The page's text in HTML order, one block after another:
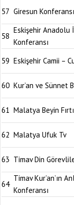
57 Giresun Konferansı
58
Eskişehir Anadolu
Konferansı
59 Eskişehir Camii –
60 Kur’an ve Sünnet
61 Malatya Beyin
62 Malatya Ufuk Tv
63 Timav Din
64
Timav Kur’an’ın
Konferansı